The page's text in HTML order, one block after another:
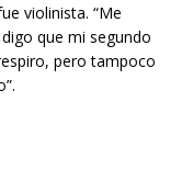
violinista. “Me
que mi segundo
pero tampoco